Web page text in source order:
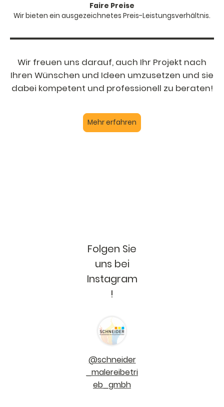
Faire Preise
Wir bieten ein ausgezeichnetes Preis-Leistungsverhältnis.
Wir freuen uns darauf, auch Ihr Projekt nach
Ihren Wünschen und Ideen umzusetzen und sie
dabei kompetent und professionell zu beraten!
Mehr erfahren
Folgen Sie
uns bei
Instagram
!
@schneider
_malereibetri
eb_gmbh